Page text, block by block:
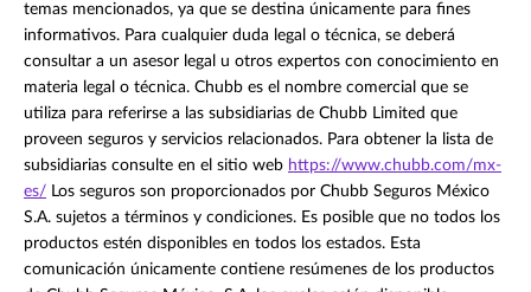
temas mencionados, ya que se destina únicamente para fines
informativos. Para cualquier duda legal o técnica, se deberá
consultar a un asesor legal u otros expertos con conocimiento en
materia legal o técnica. Chubb es el nombre comercial que se
utiliza para referirse a las subsidiarias de Chubb Limited que
proveen seguros y servicios relacionados. Para obtener la lista de
subsidiarias consulte en el sitio web https://www.chubb.com/mx-
es/ Los seguros son proporcionados por Chubb Seguros México
S.A. sujetos a términos y condiciones. Es posible que no todos los
productos estén disponibles en todos los estados. Esta
comunicación únicamente contiene resúmenes de los productos